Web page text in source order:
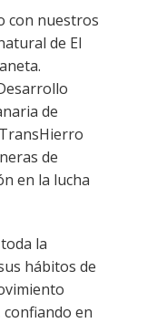
con nuestros
de El
de
de
en la lucha
la
hábitos de
en